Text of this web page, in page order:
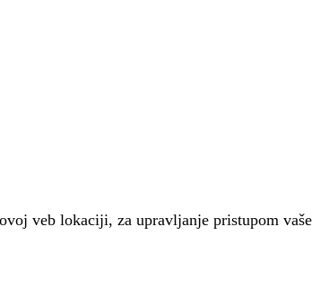
veb lokaciji, za upravljanje pristupom